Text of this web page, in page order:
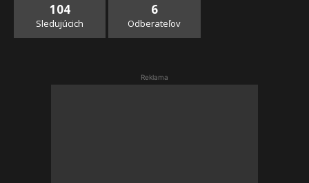
104
Sledujúcich
6
Odberateľov
Reklama